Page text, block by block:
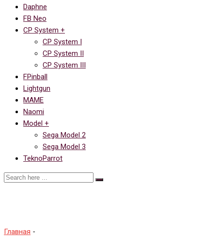
Daphne
FB Neo
CP System +
CP System I
CP System II
CP System III
FPinball
Lightgun
MAME
Naomi
Model +
Sega Model 2
Sega Model 3
TeknoParrot
Главная -